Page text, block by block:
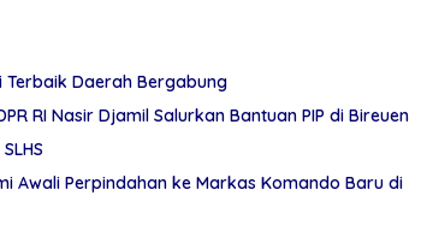
Terbaik Daerah Bergabung
RI Nasir Djamil Salurkan Bantuan PIP di Bireuen
Awali Perpindahan ke Markas Komando Baru di